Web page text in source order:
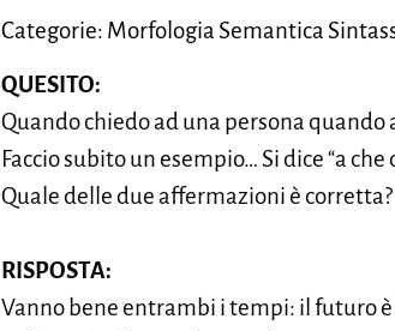
Categorie: Morfologia Semantica
QUESITO:
Quando chiedo ad una persona
Faccio subito un esempio… Si dice “a
Quale delle due affermazioni è corretta?
RISPOSTA:
Vanno bene entrambi i tempi: il futuro